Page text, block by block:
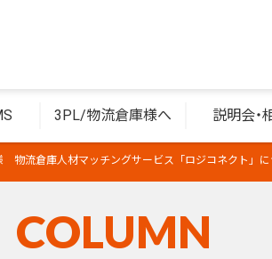
3PL/物流倉庫様へ 説明会・
物流倉庫人材マッチングサービス「ロジコネクト」に
COLUMN